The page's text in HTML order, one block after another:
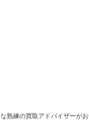
熟練の買取アドバイザーが